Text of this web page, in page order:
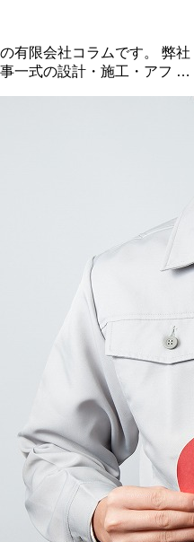
有限会社コラムです。 弊社
一式の設計・施工・アフ …